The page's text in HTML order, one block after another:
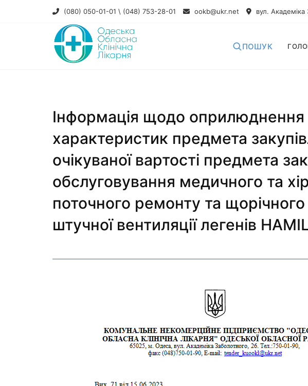
(080) 050-01-01 \ (048) 753-28-01 ookb@ukr.net вул.
ПОШУК
Інформація щодо оприлюднення
характеристик предмета
очікуваної вартості предмета
обслуговування медичного та
поточного ремонту та
штучної вентиляції легенів